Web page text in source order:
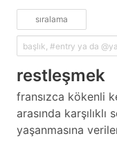
sıralama
restleşmek
fransızca kökenli
arasında
yaşanmasına